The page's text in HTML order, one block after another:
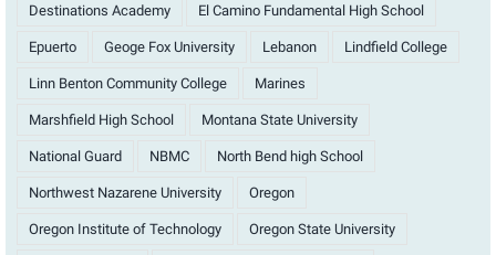
Destinations Academy El Camino Fundamental High School
Epuerto Geoge Fox University Lebanon Lindfield College
Linn Benton Community College Marines
Marshfield High School Montana State University
National Guard NBMC North Bend high School
Northwest Nazarene University Oregon
Oregon Institute of Technology Oregon State University